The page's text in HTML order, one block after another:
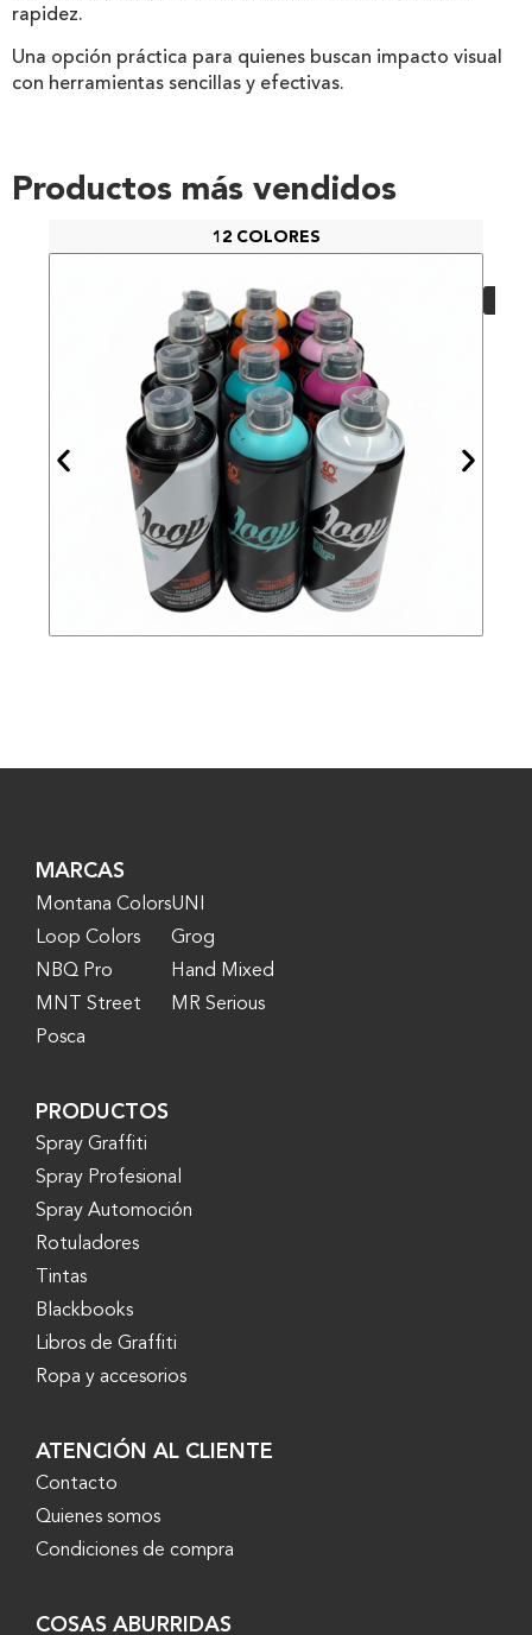
rapidez.
Una opción práctica para quienes buscan impacto visual
con herramientas sencillas y efectivas.
Productos más vendidos
12 COLORES
MARCAS
Montana Colors
Loop Colors
NBQ Pro
MNT Street
Posca
UNI
Grog
Hand Mixed
MR Serious
PRODUCTOS
Spray Graffiti
Spray Profesional
Spray Automoción
Rotuladores
Tintas
Blackbooks
Libros de Graffiti
Ropa y accesorios
ATENCIÓN AL CLIENTE
Contacto
Quienes somos
Condiciones de compra
COSAS ABURRIDAS